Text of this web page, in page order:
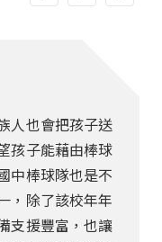
人也會把孩子送
孩子能藉由棒球
中棒球隊也是不
，除了該校年年
支援豐富，也讓